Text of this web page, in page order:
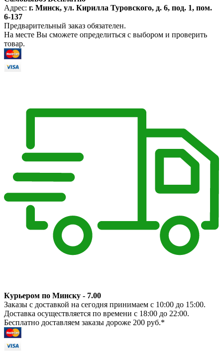
Адрес: г. Минск, ул. Кирилла Туровского, д. 6, под. 1, пом.
6-137
Предварительный заказ обязателен.
На месте Вы сможете определиться с выбором и проверить
товар.
Курьером по Минску - 7.00
Заказы с доставкой на сегодня принимаем с 10:00 до 15:00.
Доставка осуществляется по времени с 18:00 до 22:00.
Бесплатно доставляем заказы дороже 200 руб.*